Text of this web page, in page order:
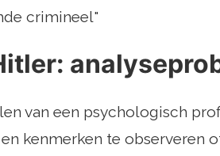
crimineel"
van een psychologisch
kenmerken te observeren